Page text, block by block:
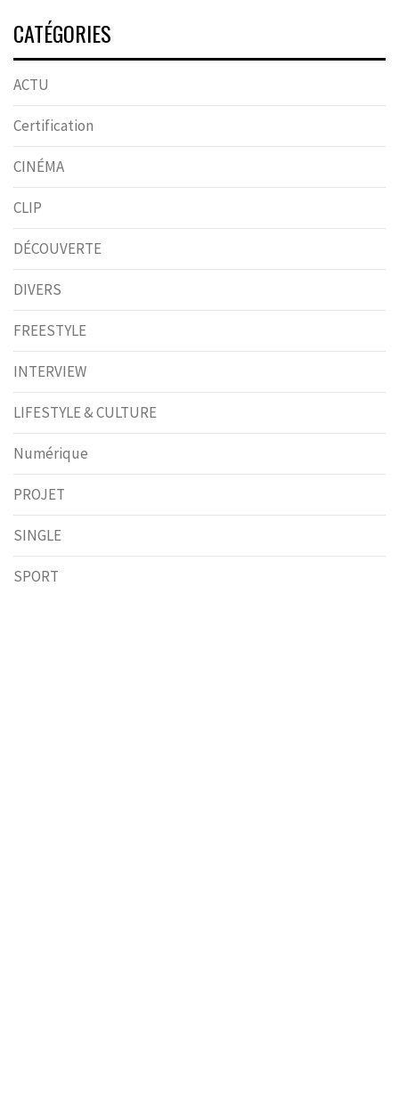
CATÉGORIES
ACTU
Certification
CINÉMA
CLIP
DÉCOUVERTE
DIVERS
FREESTYLE
INTERVIEW
LIFESTYLE & CULTURE
Numérique
PROJET
SINGLE
SPORT